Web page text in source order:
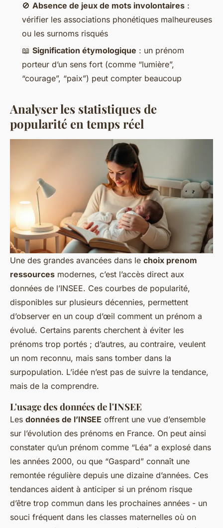
🚫 Absence de jeux de mots involontaires :
vérifier les associations phonétiques malheureuses
ou les surnoms risqués
📖 Signification étymologique : un prénom
porteur d’un sens fort (comme “lumière”,
“courage”, “paix”) peut compter beaucoup
Analyser les statistiques de
popularité en temps réel
Une des grandes avancées dans le choix prenom
ressources modernes, c’est l’accès direct aux
données de l’INSEE. Ces courbes de popularité,
disponibles sur plusieurs décennies, permettent
d’observer en un coup d’œil comment un prénom a
évolué. Certains parents cherchent à éviter les
prénoms trop portés ; d’autres, au contraire, veulent
un nom reconnu, mais sans tomber dans la
surpopulation. L’idée n’est pas de suivre la tendance,
mais de la comprendre.
L'usage des données de l'INSEE
Les données de l’INSEE offrent une vue d’ensemble
sur l’évolution des prénoms en France. On peut ainsi
constater qu’un prénom comme “Léa” a explosé dans
les années 2000, ou que “Gaspard” connaît une
remontée régulière depuis une dizaine d’années. Ces
tendances aident à anticiper si un prénom risque
d’être trop commun dans les prochaines années - un
souci fréquent dans les classes maternelles où on